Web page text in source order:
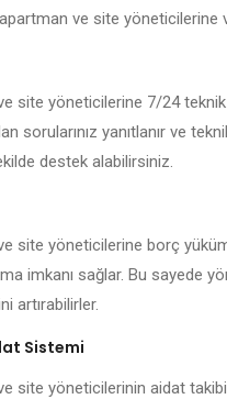
ve site yöneticilerine
site yöneticilerine 7/24
sorularınız yanıtlanır ve
destek alabilirsiniz.
site yöneticilerine borç
imkanı sağlar. Bu sayede
artırabilirler.
Sistemi
site yöneticilerinin aidat